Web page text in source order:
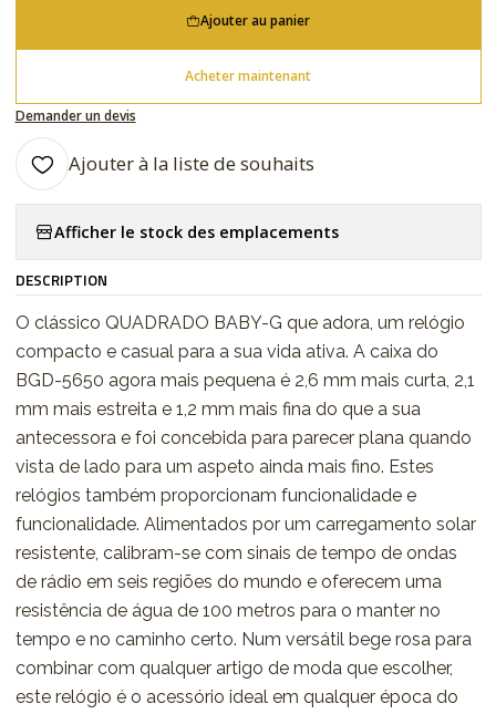
Ajouter au panier
Acheter maintenant
Demander un devis
Ajouter à la liste de souhaits
Afficher le stock des emplacements
DESCRIPTION
O clássico QUADRADO BABY-G que adora, um relógio
compacto e casual para a sua vida ativa. A caixa do
BGD-5650 agora mais pequena é 2,6 mm mais curta, 2,1
mm mais estreita e 1,2 mm mais fina do que a sua
antecessora e foi concebida para parecer plana quando
vista de lado para um aspeto ainda mais fino. Estes
relógios também proporcionam funcionalidade e
funcionalidade. Alimentados por um carregamento solar
resistente, calibram-se com sinais de tempo de ondas
de rádio em seis regiões do mundo e oferecem uma
resistência de água de 100 metros para o manter no
tempo e no caminho certo. Num versátil bege rosa para
combinar com qualquer artigo de moda que escolher,
este relógio é o acessório ideal em qualquer época do